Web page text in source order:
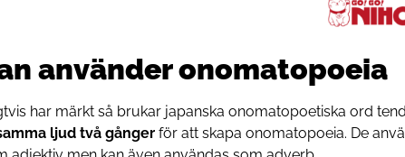
använder onomatopoeia
har märkt så brukar japanska onomatopoetiska ord
ljud två gånger för att skapa onomatopoeia. De